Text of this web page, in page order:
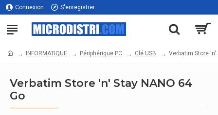
Connexion S'enregistrer
INFORMATIQUE Périphérique PC Clé USB Verbatim Store 'n'
Verbatim Store 'n' Stay NANO 64
Go